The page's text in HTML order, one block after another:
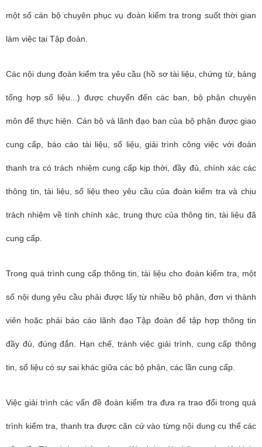
một số cán bộ chuyên phục vụ đoàn kiểm tra trong suốt thời gian
làm việc tại Tập đoàn.
Các nội dung đoàn kiểm tra yêu cầu (hồ sơ tài liệu, chứng từ, bảng
tổng hợp số liệu...) được chuyển đến các ban, bộ phận chuyên
môn để thực hiện. Cán bộ và lãnh đạo ban của bộ phận được giao
cung cấp, báo cáo tài liệu, số liệu, giải trình công việc với đoàn
thanh tra có trách nhiệm cung cấp kịp thời, đầy đủ, chính xác các
thông tin, tài liệu, số liệu theo yêu cầu của đoàn kiểm tra và chịu
trách nhiệm về tính chính xác, trung thực của thông tin, tài liệu đã
cung cấp.
Trong quá trình cung cấp thông tin, tài liệu cho đoàn kiểm tra, một
số nội dung yêu cầu phải được lấy từ nhiều bộ phận, đơn vị thành
viên hoặc phải báo cáo lãnh đạo Tập đoàn để tập hợp thông tin
đầy đủ, đúng đắn. Hạn chế, tránh việc giải trình, cung cấp thông
tin, số liệu có sự sai khác giữa các bộ phận, các lần cung cấp.
Việc giải trình các vấn đề đoàn kiểm tra đưa ra trao đổi trong quá
trình kiểm tra, thanh tra được căn cứ vào từng nội dung cụ thể các